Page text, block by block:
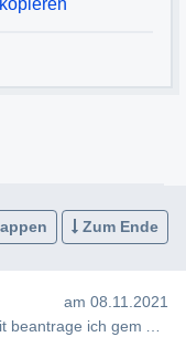
Zum Ende
am 08.11.2021
gem Auskunftsgesetz die Erteilung folgender Auskunft: Ich bit…